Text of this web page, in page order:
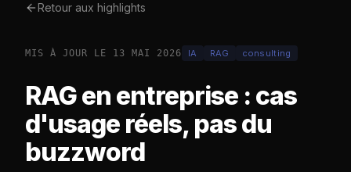
Retour aux highlights
MIS À JOUR LE 13 MAI 2026 IA RAG consulting
RAG en entreprise : cas
d'usage réels, pas du
buzzword